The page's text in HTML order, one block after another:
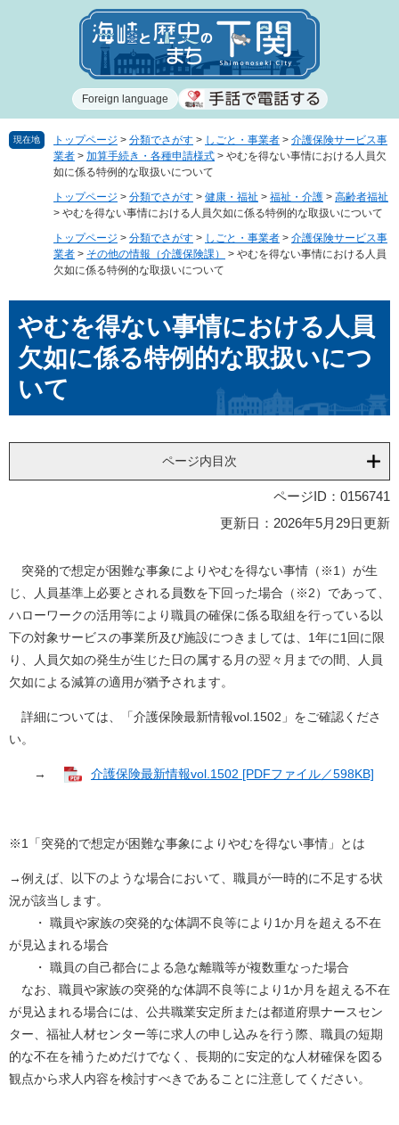
で
ば
Foreign language
現在地 トップページ > 分類でさがす > しごと・事業者 > 介護保険サービス事
業者 > 加算手続き・各種申請様式 > やむを得ない事情における人員欠
如に係る特例的な取扱いについて
トップページ > 分類でさがす > 健康・福祉 > 福祉・介護 > 高齢者福祉
> やむを得ない事情における人員欠如に係る特例的な取扱いについて
トップページ > 分類でさがす > しごと・事業者 > 介護保険サービス事
業者 > その他の情報（介護保険課） > やむを得ない事情における人員
欠如に係る特例的な取扱いについて
文やむを得ない事情における人員
欠如に係る特例的な取扱いにつ
いて
ページ内目次
ページID：0156741
更新日：2026年5月29日更新
突発的で想定が困難な事象によりやむを得ない事情（※1）が生
じ、人員基準上必要とされる員数を下回った場合（※2）であって、
ハローワークの活用等により職員の確保に係る取組を行っている以
下の対象サービスの事業所及び施設につきましては、1年に1回に限
り、人員欠如の発生が生じた日の属する月の翌々月までの間、人員
欠如による減算の適用が猶予されます。
詳細については、「介護保険最新情報vol.1502」をご確認くださ
い。
→ 介護保険最新情報vol.1502 [PDFファイル／598KB]
※1「突発的で想定が困難な事象によりやむを得ない事情」とは
→例えば、以下のような場合において、職員が一時的に不足する状
況が該当します。
・ 職員や家族の突発的な体調不良等により1か月を超える不在
が見込まれる場合
・ 職員の自己都合による急な離職等が複数重なった場合
なお、職員や家族の突発的な体調不良等により1か月を超える不在
が見込まれる場合には、公共職業安定所または都道府県ナースセン
ター、福祉人材センター等に求人の申し込みを行う際、職員の短期
的な不在を補うためだけでなく、長期的に安定的な人材確保を図る
観点から求人内容を検討すべきであることに注意してください。